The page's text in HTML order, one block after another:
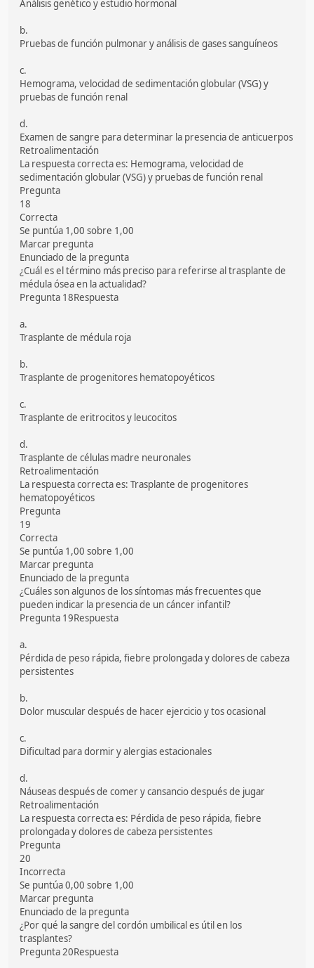
Análisis genético y estudio hormonal
b.
Pruebas de función pulmonar y análisis de gases sanguíneos
c.
Hemograma, velocidad de sedimentación globular (VSG) y
pruebas de función renal
d.
Examen de sangre para determinar la presencia de anticuerpos
Retroalimentación
La respuesta correcta es: Hemograma, velocidad de
sedimentación globular (VSG) y pruebas de función renal
Pregunta
18
Correcta
Se puntúa 1,00 sobre 1,00
Marcar pregunta
Enunciado de la pregunta
¿Cuál es el término más preciso para referirse al trasplante de
médula ósea en la actualidad?
Pregunta 18Respuesta
a.
Trasplante de médula roja
b.
Trasplante de progenitores hematopoyéticos
c.
Trasplante de eritrocitos y leucocitos
d.
Trasplante de células madre neuronales
Retroalimentación
La respuesta correcta es: Trasplante de progenitores
hematopoyéticos
Pregunta
19
Correcta
Se puntúa 1,00 sobre 1,00
Marcar pregunta
Enunciado de la pregunta
¿Cuáles son algunos de los síntomas más frecuentes que
pueden indicar la presencia de un cáncer infantil?
Pregunta 19Respuesta
a.
Pérdida de peso rápida, fiebre prolongada y dolores de cabeza
persistentes
b.
Dolor muscular después de hacer ejercicio y tos ocasional
c.
Dificultad para dormir y alergias estacionales
d.
Náuseas después de comer y cansancio después de jugar
Retroalimentación
La respuesta correcta es: Pérdida de peso rápida, fiebre
prolongada y dolores de cabeza persistentes
Pregunta
20
Incorrecta
Se puntúa 0,00 sobre 1,00
Marcar pregunta
Enunciado de la pregunta
¿Por qué la sangre del cordón umbilical es útil en los
trasplantes?
Pregunta 20Respuesta